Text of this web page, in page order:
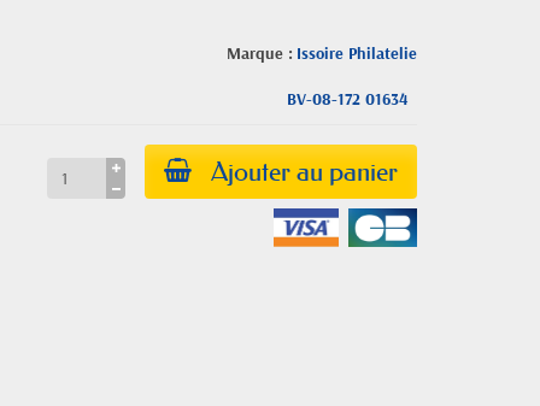
Marque : Issoire Philatelie
BV-08-172 01634
Ajouter au panier